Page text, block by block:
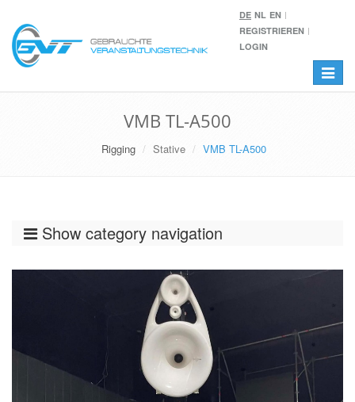
DE NL EN
REGISTRIEREN
LOGIN
Toggle
VMB TL-A500
Rigging Stative VMB TL-A500
Show category navigation